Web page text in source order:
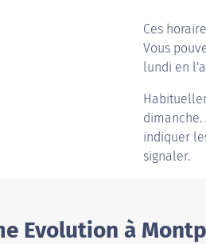
Ces
Vous
lundi en
indiquer
signaler.
Evolution à